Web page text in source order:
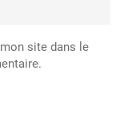
site dans le